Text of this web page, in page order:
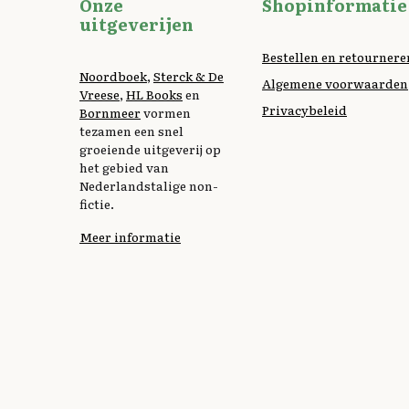
k
Onze
uitgeverijen
Noordboek, Sterck & De
Vreese, HL Books en
Bornmeervormen
tezamen een snel
groeiende uitgeverij op
het gebied van
Nederlandstalige non-
fictie.
Meer informatie
Shopinformatie
Bestellen en
Algemene voorwaarden
Privacybeleid